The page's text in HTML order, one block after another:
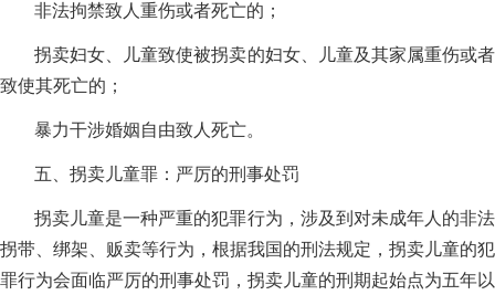
非法拘禁致人重伤或者死亡的；
拐卖妇女、儿童致使被拐卖的妇女、儿童及其家属重伤或者
致使其死亡的；
暴力干涉婚姻自由致人死亡。
五、拐卖儿童罪：严厉的刑事处罚
拐卖儿童是一种严重的犯罪行为，涉及到对未成年人的非法
拐带、绑架、贩卖等行为，根据我国的刑法规定，拐卖儿童的犯
罪行为会面临严厉的刑事处罚，拐卖儿童的刑期起始点为五年以